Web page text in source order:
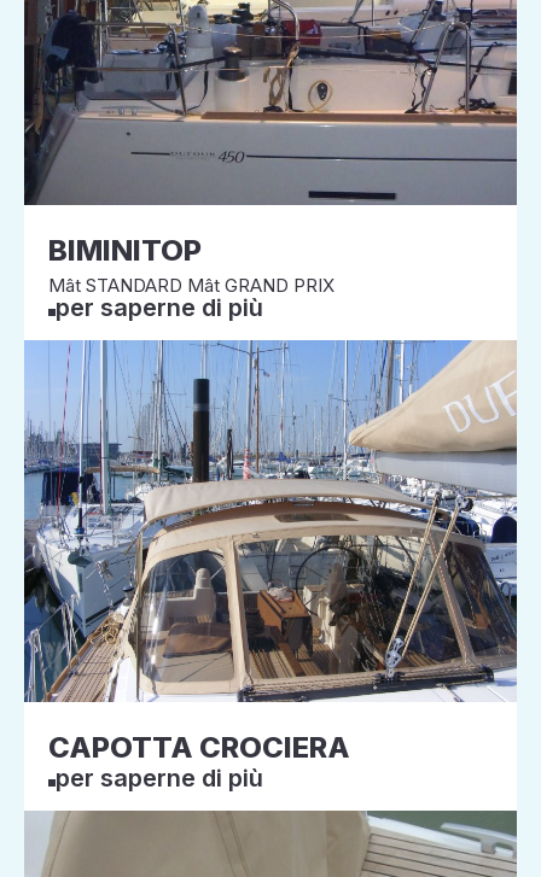
BIMINITOP
Mât STANDARD Mât GRAND PRIX
per saperne di più
CAPOTTA CROCIERA
per saperne di più